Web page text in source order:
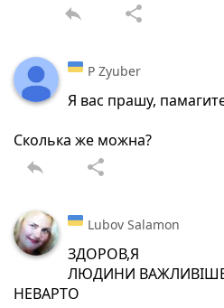
reply share
P Zyuber
Я вас прашу,
Сколька же можна?
reply share
Lubov Salamon
ЗДОРОВ,Я
ЛЮДИНИ
НЕВАРТО